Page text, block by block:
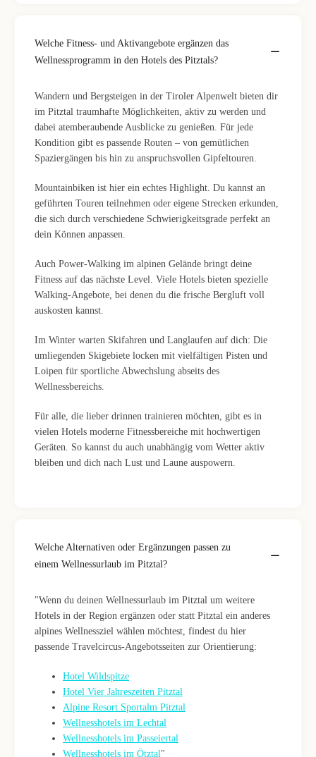
Welche Fitness- und Aktivangebote ergänzen das
Wellnessprogramm in den Hotels des Pitztals?
Wandern und Bergsteigen in der Tiroler Alpenwelt bieten dir
im Pitztal traumhafte Möglichkeiten, aktiv zu werden und
dabei atemberaubende Ausblicke zu genießen. Für jede
Kondition gibt es passende Routen – von gemütlichen
Spaziergängen bis hin zu anspruchsvollen Gipfeltouren.
Mountainbiken ist hier ein echtes Highlight. Du kannst an
geführten Touren teilnehmen oder eigene Strecken erkunden,
die sich durch verschiedene Schwierigkeitsgrade perfekt an
dein Können anpassen.
Auch Power-Walking im alpinen Gelände bringt deine
Fitness auf das nächste Level. Viele Hotels bieten spezielle
Walking-Angebote, bei denen du die frische Bergluft voll
auskosten kannst.
Im Winter warten Skifahren und Langlaufen auf dich: Die
umliegenden Skigebiete locken mit vielfältigen Pisten und
Loipen für sportliche Abwechslung abseits des
Wellnessbereichs.
Für alle, die lieber drinnen trainieren möchten, gibt es in
vielen Hotels moderne Fitnessbereiche mit hochwertigen
Geräten. So kannst du auch unabhängig vom Wetter aktiv
bleiben und dich nach Lust und Laune auspowern.
Welche Alternativen oder Ergänzungen passen zu
einem Wellnessurlaub im Pitztal?
"Wenn du deinen Wellnessurlaub im Pitztal um weitere
Hotels in der Region ergänzen oder statt Pitztal ein anderes
alpines Wellnessziel wählen möchtest, findest du hier
passende Travelcircus-Angebotsseiten zur Orientierung:
Hotel Wildspitze
Hotel Vier Jahreszeiten Pitztal
Alpine Resort Sportalm Pitztal
Wellnesshotels im Lechtal
Wellnesshotels im Passeiertal
Wellnesshotels im Ötztal"